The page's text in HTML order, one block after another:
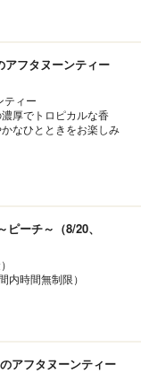
アフタヌーンティー
ティー
厚でトロピカルな香
なひとときをお楽しみ
ピーチ～（8/20、
時間無制限）
アフタヌーンティー